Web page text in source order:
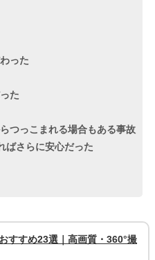
った
た
つっこまれる場合もある事故
ばさらに安心だった
すすめ23選｜高画質・360°撮